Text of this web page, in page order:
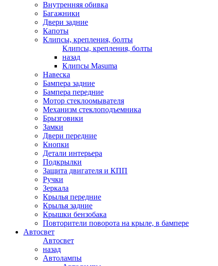
Внутренняя обивка
Багажники
Двери задние
Капоты
Клипсы, крепления, болты
Клипсы, крепления, болты
назад
Клипсы Masuma
Навеска
Бампера задние
Бампера передние
Мотор стеклоомывателя
Механизм стеклоподъемника
Брызговики
Замки
Двери передние
Кнопки
Детали интерьера
Подкрылки
Защита двигателя и КПП
Ручки
Зеркала
Крылья передние
Крылья задние
Крышки бензобака
Повторители поворота на крыле, в бампере
Автосвет
Автосвет
назад
Автолампы